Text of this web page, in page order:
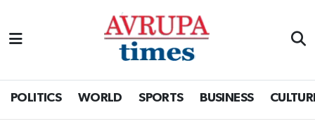
POLITICS WORLD SPORTS BUSINESS
Nöbetçi Eczaneler